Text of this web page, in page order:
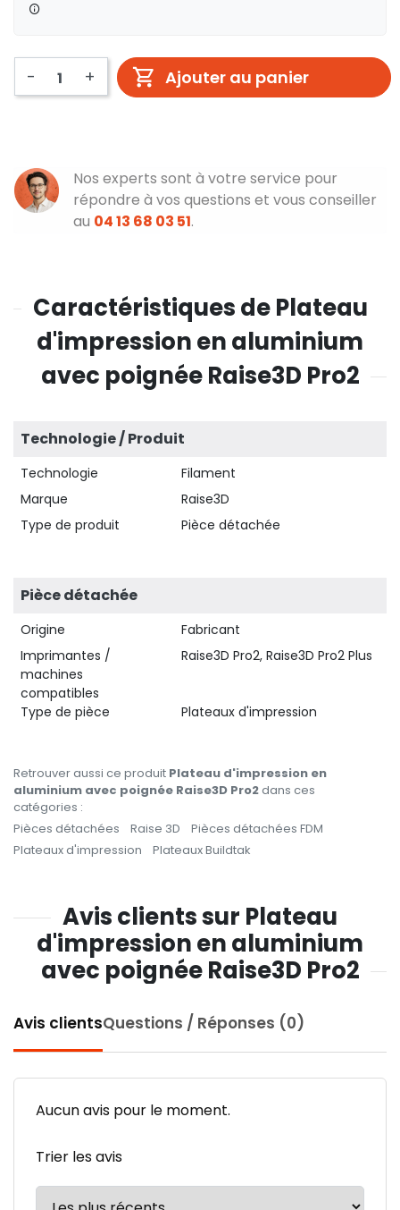
- + Ajouter au panier
Nos experts sont à votre service pour
répondre à vos questions et vous conseiller
au 04 13 68 03 51.
Caractéristiques de Plateau
d'impression en aluminium
avec poignée Raise3D Pro2
Technologie / Produit
Technologie
Filament
Marque
Raise3D
Type de produit
Pièce détachée
Pièce détachée
Origine
Fabricant
Imprimantes /
machines
compatibles
Raise3D Pro2, Raise3D Pro2 Plus
Type de pièce Plateaux d'impression
Retrouver aussi ce produit Plateau d'impression en
aluminium avec poignée Raise3D Pro2dans ces
catégories :
Pièces détachées
Raise 3D
Pièces détachées FDM
Plateaux d'impression
Plateaux Buildtak
Avis clients sur Plateau
d'impression en aluminium
avec poignée Raise3D Pro2
Avis clientsQuestions / Réponses (0)
Aucun avis pour le moment.
Trier les avis